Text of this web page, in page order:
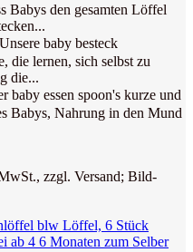
Babys den gesamten Löffel
baby besteck
die lernen, sich selbst zu
die...
baby essen spoon's kurze und
Babys, Nahrung in den Mund
zzgl. Versand; Bild-